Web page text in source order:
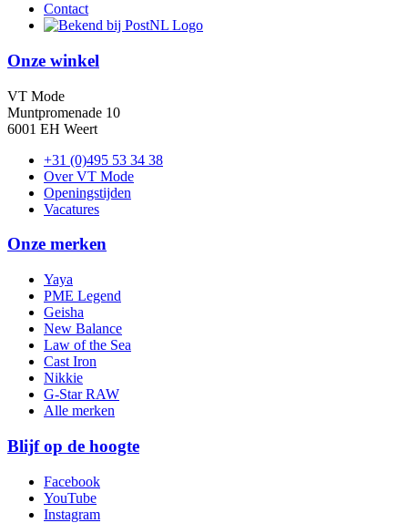
Contact
Onze winkel
VT Mode
Muntpromenade 10
6001 EH Weert
+31 (0)495 53 34 38
Over VT Mode
Openingstijden
Vacatures
Onze merken
Yaya
PME Legend
Geisha
New Balance
Law of the Sea
Cast Iron
Nikkie
G-Star RAW
Alle merken
Blijf op de hoogte
Facebook
YouTube
Instagram